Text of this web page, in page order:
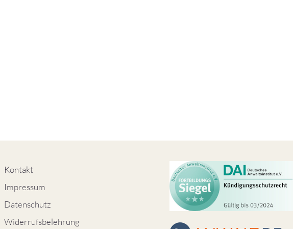
Kontakt
Impressum
Datenschutz
Widerrufsbelehrung